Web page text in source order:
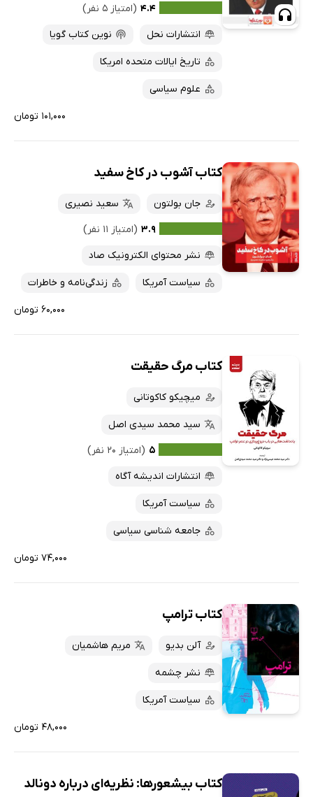
۴.۴ (امتیاز ۵ نفر)
انتشارات نحل
نوین کتاب گویا
تاریخ ایالات متحده امریکا
علوم سیاسی
۱۰۱,۰۰۰ تومان
کتاب آشوب در کاخ سفید
جان بولتون
سعید نصیری
۳.۹ (امتیاز ۱۱ نفر)
نشر محتوای الکترونیک صاد
سیاست آمریکا زندگی‌نامه و خاطرات
۶۰,۰۰۰ تومان
کتاب مرگ حقیقت
میچیکو کاکوتانی
سید محمد سیدی اصل
۵ (امتیاز ۲۰ نفر)
انتشارات اندیشه آگاه
سیاست آمریکا
جامعه شناسی سیاسی
۷۴,۰۰۰ تومان
کتاب ترامپ
آلن بدیو مریم هاشمیان
نشر چشمه
سیاست آمریکا
۴۸,۰۰۰ تومان
کتاب بیشعورها: نظریه‌ای درباره دونالد